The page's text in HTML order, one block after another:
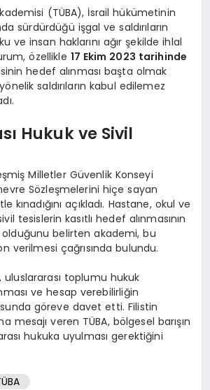
(TÜBA), İsrail hükümetinin
sürdürdüğü işgal ve saldırıların
ve insan haklarını ağır şekilde ihlal
özellikle 17 Ekim 2023 tarihinde
hedef alınması başta olmak
saldırıların kabul edilemez
Hukuk ve Sivil
Milletler Güvenlik Konseyi
Sözleşmelerini hiçe sayan
kınadığını açıkladı. Hastane, okul ve
tesislerin kasıtlı hedef alınmasının
olduğunu belirten akademi, bu
verilmesi çağrısında bulundu.
toplumu hukuk
ve hesap verebilirliğin
göreve davet etti. Filistin
mesajı veren TÜBA, bölgesel barışın
hukuka uyulması gerektiğini